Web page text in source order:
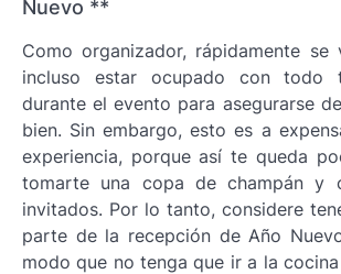
Nuevo **
Como organizador, rápidamente se
incluso estar ocupado con todo
durante el evento para asegurarse
bien. Sin embargo, esto es a
experiencia, porque así te queda
tomarte una copa de champán y
invitados. Por lo tanto, considere
parte de la recepción de Año
modo que no tenga que ir a la